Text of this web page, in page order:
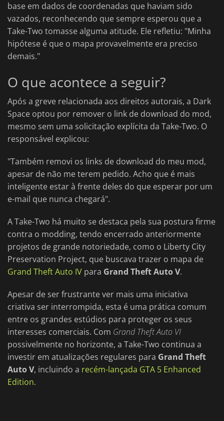
base em dados de coordenadas que haviam sido
vazados, reconhecendo que sempre esperou que a
Take-Two tomasse alguma atitude. Ele refletiu: "Minha
hipótese é que o mapa provavelmente era preciso
demais."
O que acontece a seguir?
Após a greve relacionada aos direitos autorais, a Dark
Space optou por remover o link de download do mod,
mesmo sem uma solicitação explícita da Take-Two. O
responsável explicou:
"Também removi os links de download do meu mod,
apesar de não me terem pedido. Acho que é mais
inteligente estar à frente deles do que esperar por um
e-mail que nunca chegará".
A Take-Two há muito se destaca pela sua postura firme
contra o modding, tendo encerrado anteriormente
projetos de grande notoriedade, como o Liberty City
Preservation Project, que buscava trazer o mapa de
Grand Theft Auto IV para Grand Theft Auto V.
Apesar de ser frustrante ver mais uma iniciativa
criativa ser interrompida, esta é uma prática comum
entre os grandes estúdios para proteger os seus
interesses comerciais. Com Grand Theft Auto VI
possivelmente no horizonte, a Take-Two continua a
investir em atualizações regulares para Grand Theft
Auto V, incluindo a recém-lançada GTA 5 Enhanced
Edition.